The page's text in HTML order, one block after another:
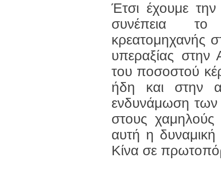
Έτσι έχουμε
συνέπεια το
κρεατομηχανής
υπεραξίας
του ποσοστού
ήδη και στην
ενδυνάμωση των
στους
αυτή η δυναμική
Κίνα σε